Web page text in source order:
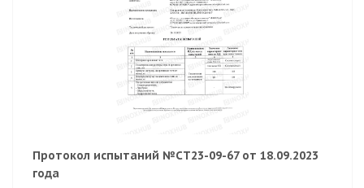
Протокол испытаний №СТ23-09-67 от 18.09.2023
года